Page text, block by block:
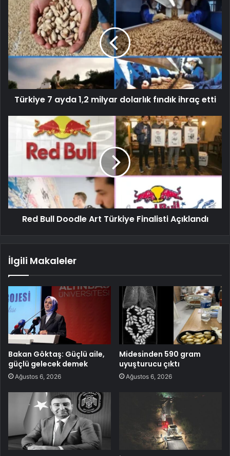
Türkiye 7 ayda 1,2 milyar dolarlık fındık ihraç etti
Red Bull Doodle Art Türkiye Finalisti Açıklandı
İlgili Makaleler
Bakan Göktaş: Güçlü aile,
güçlü gelecek demek
Ağustos 6, 2026
Midesinden 590 gram
uyuşturucu çıktı
Ağustos 6, 2026